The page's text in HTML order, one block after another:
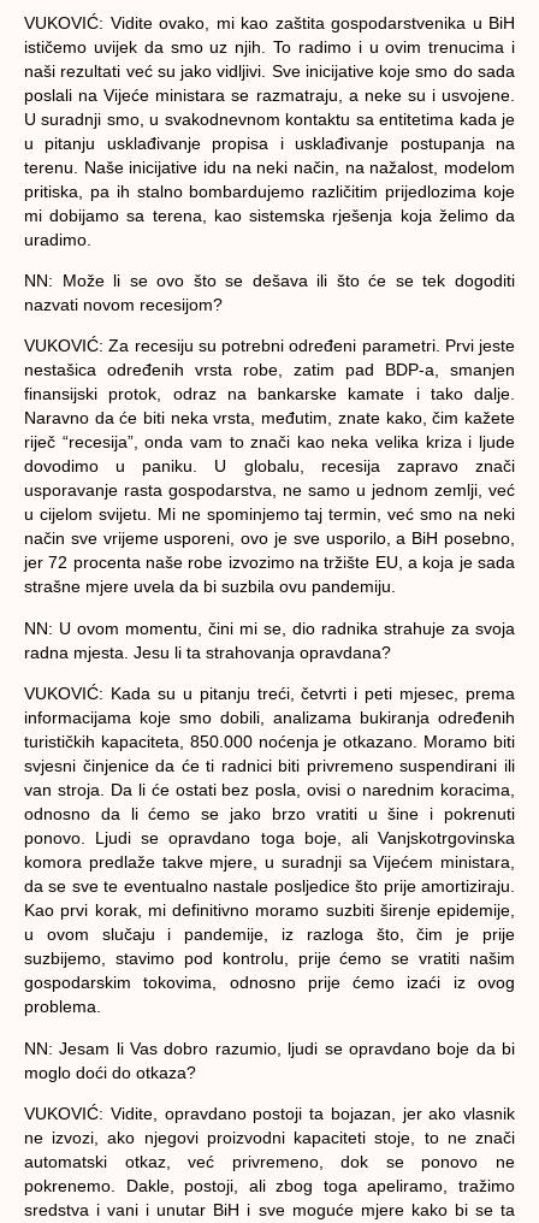
VUKOVIĆ: Vidite ovako, mi kao zaštita gospodarstvenika u BiH
ističemo uvijek da smo uz njih. To radimo i u ovim trenucima i
naši rezultati već su jako vidljivi. Sve inicijative koje smo do sada
poslali na Vijeće ministara se razmatraju, a neke su i usvojene.
U suradnji smo, u svakodnevnom kontaktu sa entitetima kada je
u pitanju usklađivanje propisa i usklađivanje postupanja na
terenu. Naše inicijative idu na neki način, na nažalost, modelom
pritiska, pa ih stalno bombardujemo različitim prijedlozima koje
mi dobijamo sa terena, kao sistemska rješenja koja želimo da
uradimo.
NN: Može li se ovo što se dešava ili što će se tek dogoditi
nazvati novom recesijom?
VUKOVIĆ:Za recesiju su potrebni određeni parametri. Prvi jeste
nestašica određenih vrsta robe, zatim pad BDP-a, smanjen
finansijski protok, odraz na bankarske kamate i tako dalje.
Naravno da će biti neka vrsta, međutim, znate kako, čim kažete
riječ “recesija”, onda vam to znači kao neka velika kriza i ljude
dovodimo u paniku. U globalu, recesija zapravo znači
usporavanje rasta gospodarstva, ne samo u jednom zemlji, već
u cijelom svijetu. Mi ne spominjemo taj termin, već smo na neki
način sve vrijeme usporeni, ovo je sve usporilo, a BiH posebno,
jer 72 procenta naše robe izvozimo na tržište EU, a koja je sada
strašne mjere uvela da bi suzbila ovu pandemiju.
NN: U ovom momentu, čini mi se, dio radnika strahuje za svoja
radna mjesta. Jesu li ta strahovanja opravdana?
VUKOVIĆ: Kada su u pitanju treći, četvrti i peti mjesec, prema
informacijama koje smo dobili, analizama bukiranja određenih
turističkih kapaciteta, 850.000 noćenja je otkazano. Moramo biti
svjesni činjenice da će ti radnici biti privremeno suspendirani ili
van stroja. Da li će ostati bez posla, ovisi o narednim koracima,
odnosno da li ćemo se jako brzo vratiti u šine i pokrenuti
ponovo. Ljudi se opravdano toga boje, ali Vanjskotrgovinska
komora predlaže takve mjere, u suradnji sa Vijećem ministara,
da se sve te eventualno nastale posljedice što prije amortiziraju.
Kao prvi korak, mi definitivno moramo suzbiti širenje epidemije,
u ovom slučaju i pandemije, iz razloga što, čim je prije
suzbijemo, stavimo pod kontrolu, prije ćemo se vratiti našim
gospodarskim tokovima, odnosno prije ćemo izaći iz ovog
problema.
NN: Jesam li Vas dobro razumio, ljudi se opravdano boje da bi
moglo doći do otkaza?
VUKOVIĆ: Vidite, opravdano postoji ta bojazan, jer ako vlasnik
ne izvozi, ako njegovi proizvodni kapaciteti stoje, to ne znači
automatski otkaz, već privremeno, dok se ponovo ne
pokrenemo. Dakle, postoji, ali zbog toga apeliramo, tražimo
sredstva i vani i unutar BiH i sve moguće mjere kako bi se ta